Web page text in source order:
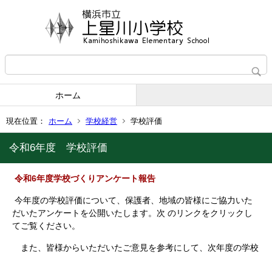
ホーム
現在位置： ホーム 学校経営 学校評価
令和6年度 学校評価
令和6年度学校づくりアンケート報告
今年度の学校評価について、保護者、地域の皆様にご協力いた
だいたアンケートを公開いたします。次 のリンクをクリックし
てご覧ください。
また、皆様からいただいたご意見を参考にして、次年度の学校